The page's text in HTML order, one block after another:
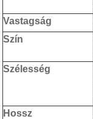
Vastagság
Szín
Szélesség
Hossz